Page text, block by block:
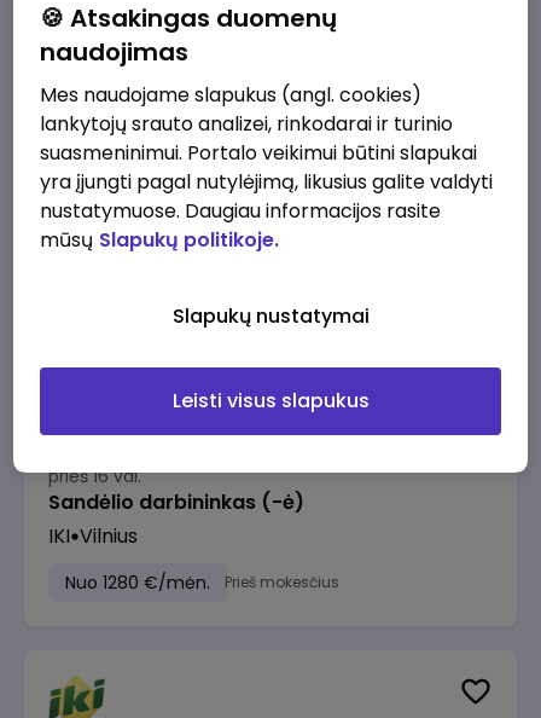
1715 - 2170 €/mėn.
prieš 15 val.
Darbo užmokesčio buhalteris(ė)
3000 - 3650 €/mėn. Prieš mokesčius
prieš 16 val.
Sandėlio darbininkas (-ė)
IKI Vilnius
Nuo 1280 €/mėn. Prieš mokesčius
🍪 Atsakingas duomenų
naudojimas
Mes naudojame slapukus (angl. cookies)
lankytojų srauto analizei, rinkodarai ir turinio
suasmeninimui. Portalo veikimui būtini slapukai
yra įjungti pagal nutylėjimą, likusius galite valdyti
nustatymuose. Daugiau informacijos rasite
mūsų Slapukų politikoje.
Slapukų nustatymai
Leisti visus slapukus